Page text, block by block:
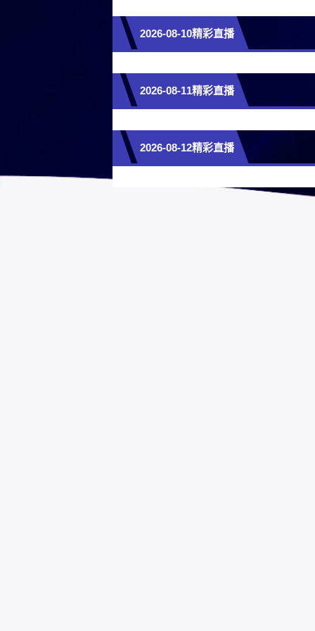
2026-08-10精彩直播
2026-08-11精彩直播
2026-08-12精彩直播